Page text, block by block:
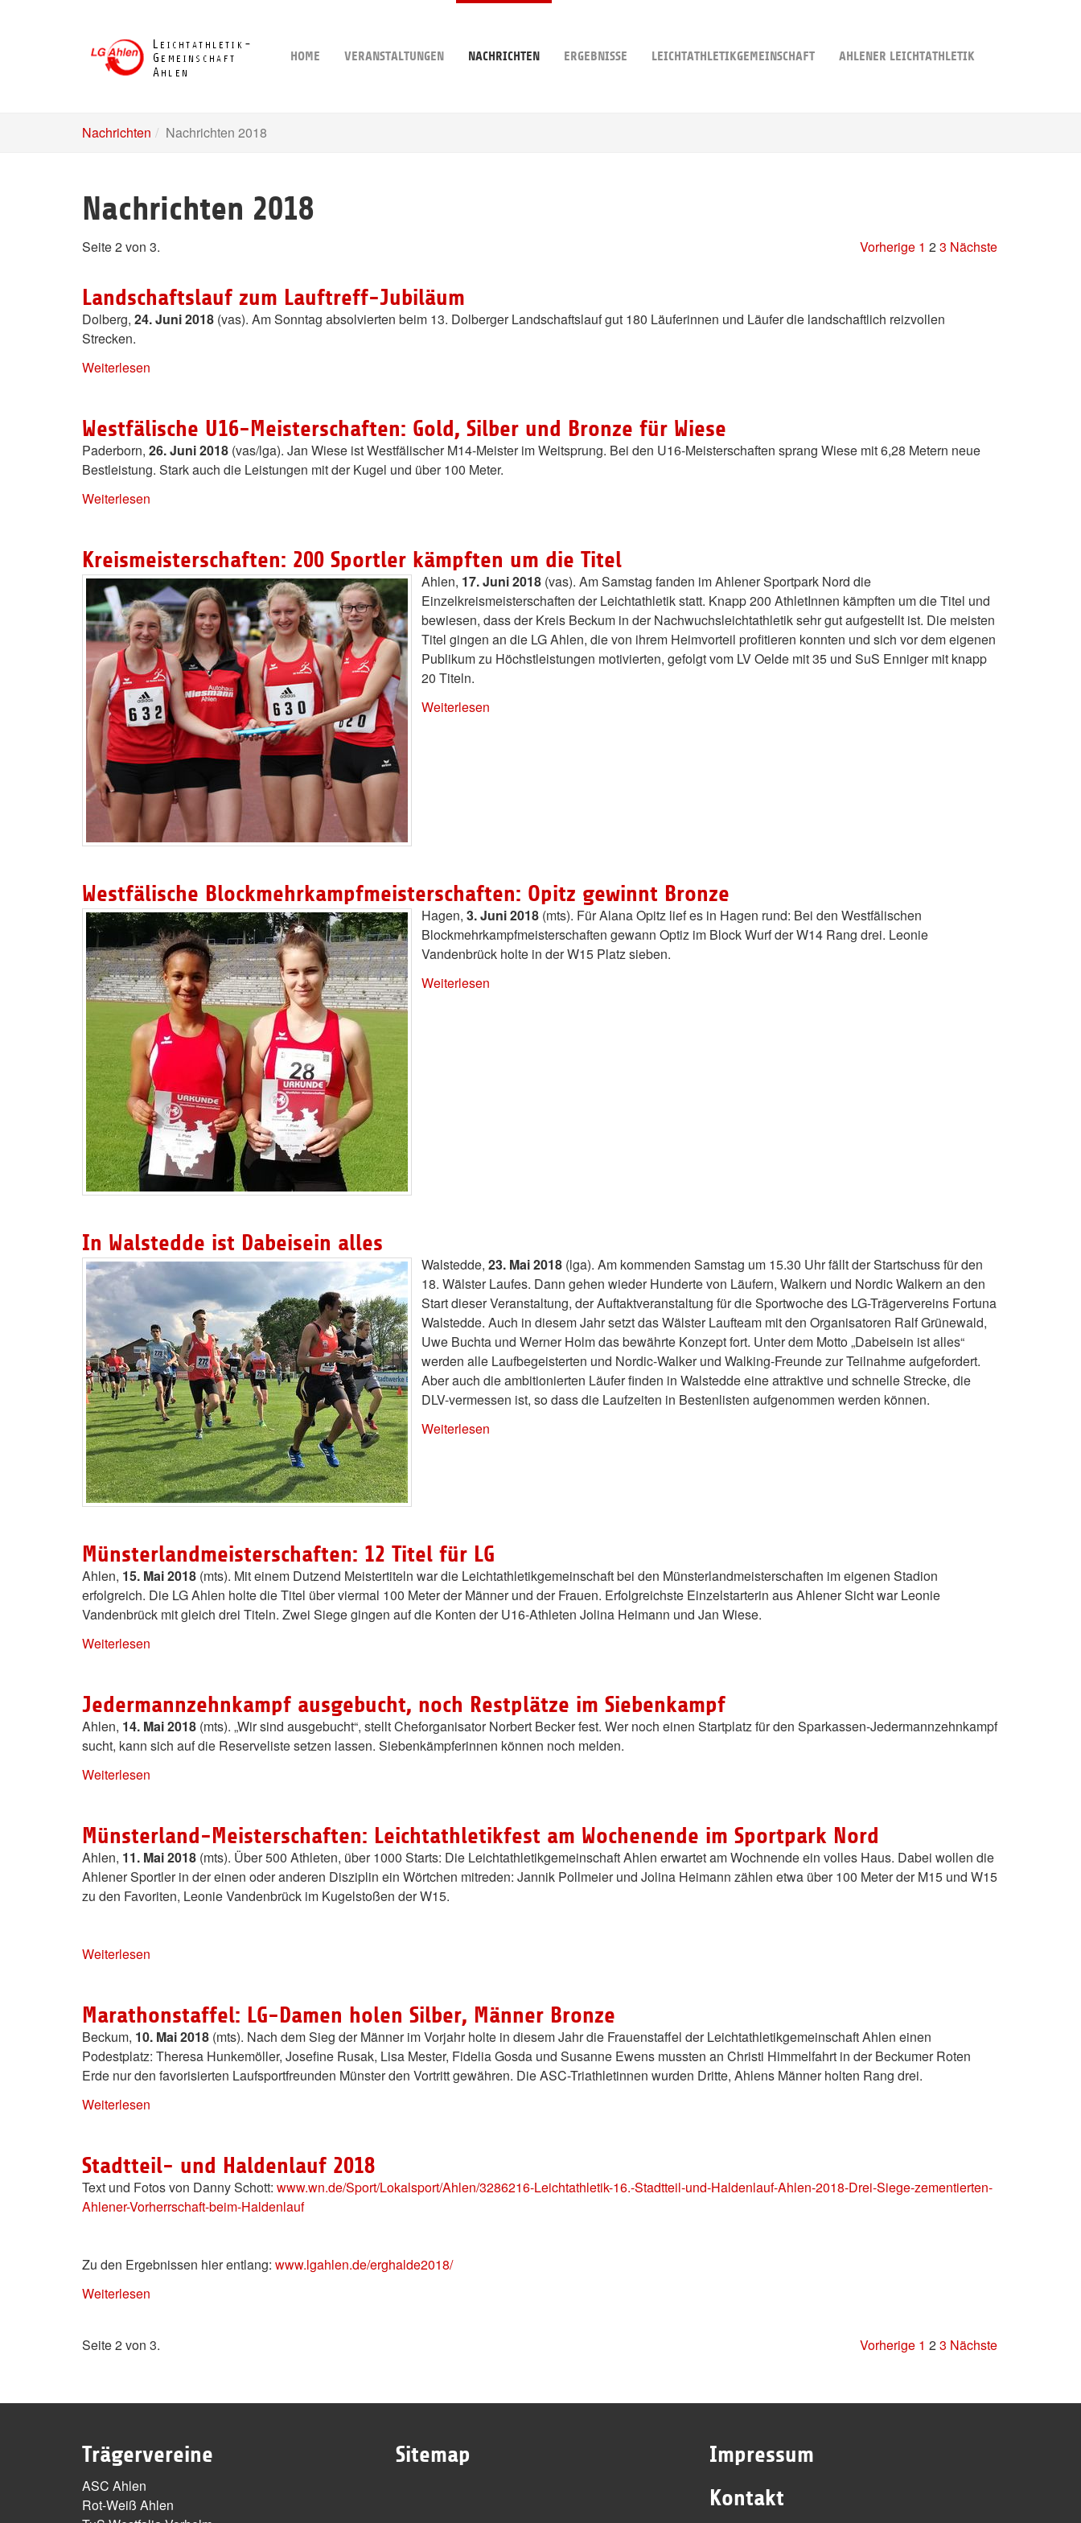
HOME VERANSTALTUNGEN NACHRICHTEN ERGEBNISSE LEICHTATHLETIKGEMEINSCHAFT AHLENER LEICHTATHLETIK
Nachrichten Nachrichten 2018
Nachrichten 2018
Seite 2 von 3. Vorherige 1 23 Nächste
Landschaftslauf zum Lauftreff-Jubiläum
Dolberg, 24. Juni 2018 (vas). Am Sonntag absolvierten beim 13. Dolberger Landschaftslauf gut 180 Läuferinnen und Läufer die landschaftlich reizvollen
Strecken.
Weiterlesen
Westfälische U16-Meisterschaften: Gold, Silber und Bronze für Wiese
Paderborn, 26. Juni 2018 (vas/lga). Jan Wiese ist Westfälischer M14-Meister im Weitsprung. Bei den U16-Meisterschaften sprang Wiese mit 6,28 Metern neue
Bestleistung. Stark auch die Leistungen mit der Kugel und über 100 Meter.
Weiterlesen
Kreismeisterschaften: 200 Sportler kämpften um die Titel
Ahlen, 17. Juni 2018 (vas). Am Samstag fanden im Ahlener Sportpark Nord die
Einzelkreismeisterschaften der Leichtathletik statt. Knapp 200 AthletInnen kämpften um die Titel und
bewiesen, dass der Kreis Beckum in der Nachwuchsleichtathletik sehr gut aufgestellt ist. Die meisten
Titel gingen an die LG Ahlen, die von ihrem Heimvorteil profitieren konnten und sich vor dem eigenen
Publikum zu Höchstleistungen motivierten, gefolgt vom LV Oelde mit 35 und SuS Enniger mit knapp
20 Titeln.
Weiterlesen
Westfälische Blockmehrkampfmeisterschaften: Opitz gewinnt Bronze
Hagen, 3. Juni 2018 (mts). Für Alana Opitz lief es in Hagen rund: Bei den Westfälischen
Blockmehrkampfmeisterschaften gewann Optiz im Block Wurf der W14 Rang drei. Leonie
Vandenbrück holte in der W15 Platz sieben.
Weiterlesen
In Walstedde ist Dabeisein alles
Walstedde, 23. Mai 2018 (lga). Am kommenden Samstag um 15.30 Uhr fällt der Startschuss für den
18. Wälster Laufes. Dann gehen wieder Hunderte von Läufern, Walkern und Nordic Walkern an den
Start dieser Veranstaltung, der Auftaktveranstaltung für die Sportwoche des LG-Trägervereins Fortuna
Walstedde. Auch in diesem Jahr setzt das Wälster Laufteam mit den Organisatoren Ralf Grünewald,
Uwe Buchta und Werner Holm das bewährte Konzept fort. Unter dem Motto „Dabeisein ist alles“
werden alle Laufbegeisterten und Nordic-Walker und Walking-Freunde zur Teilnahme aufgefordert.
Aber auch die ambitionierten Läufer finden in Walstedde eine attraktive und schnelle Strecke, die
DLV-vermessen ist, so dass die Laufzeiten in Bestenlisten aufgenommen werden können.
Weiterlesen
Münsterlandmeisterschaften: 12 Titel für LG
Ahlen, 15. Mai 2018 (mts). Mit einem Dutzend Meistertiteln war die Leichtathletikgemeinschaft bei den Münsterlandmeisterschaften im eigenen Stadion
erfolgreich. Die LG Ahlen holte die Titel über viermal 100 Meter der Männer und der Frauen. Erfolgreichste Einzelstarterin aus Ahlener Sicht war Leonie
Vandenbrück mit gleich drei Titeln. Zwei Siege gingen auf die Konten der U16-Athleten Jolina Heimann und Jan Wiese.
Weiterlesen
Jedermannzehnkampf ausgebucht, noch Restplätze im Siebenkampf
Ahlen, 14. Mai 2018 (mts). „Wir sind ausgebucht“, stellt Cheforganisator Norbert Becker fest. Wer noch einen Startplatz für den Sparkassen-Jedermannzehnkampf
sucht, kann sich auf die Reserveliste setzen lassen. Siebenkämpferinnen können noch melden.
Weiterlesen
Münsterland-Meisterschaften: Leichtathletikfest am Wochenende im Sportpark Nord
Ahlen, 11. Mai 2018 (mts). Über 500 Athleten, über 1000 Starts: Die Leichtathletikgemeinschaft Ahlen erwartet am Wochnende ein volles Haus. Dabei wollen die
Ahlener Sportler in der einen oder anderen Disziplin ein Wörtchen mitreden: Jannik Pollmeier und Jolina Heimann zählen etwa über 100 Meter der M15 und W15
zu den Favoriten, Leonie Vandenbrück im Kugelstoßen der W15.
Weiterlesen
Marathonstaffel: LG-Damen holen Silber, Männer Bronze
Beckum, 10. Mai 2018 (mts). Nach dem Sieg der Männer im Vorjahr holte in diesem Jahr die Frauenstaffel der Leichtathletikgemeinschaft Ahlen einen
Podestplatz: Theresa Hunkemöller, Josefine Rusak, Lisa Mester, Fidelia Gosda und Susanne Ewens mussten an Christi Himmelfahrt in der Beckumer Roten
Erde nur den favorisierten Laufsportfreunden Münster den Vortritt gewähren. Die ASC-Triathletinnen wurden Dritte, Ahlens Männer holten Rang drei.
Weiterlesen
Stadtteil- und Haldenlauf 2018
Text und Fotos von Danny Schott: www.wn.de/Sport/Lokalsport/Ahlen/3286216-Leichtathletik-16.-Stadtteil-und-Haldenlauf-Ahlen-2018-Drei-Siege-zementierten-
Ahlener-Vorherrschaft-beim-Haldenlauf
Zu den Ergebnissen hier entlang: www.lgahlen.de/erghalde2018/
Weiterlesen
Seite 2 von 3. Vorherige 1 23 Nächste
Trägervereine
ASC Ahlen
Rot-Weiß Ahlen
Sitemap
Impressum
Kontakt